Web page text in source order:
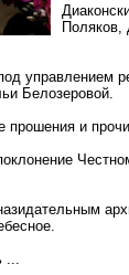
Поляков,
управлением
Белозеровой.
прошения и